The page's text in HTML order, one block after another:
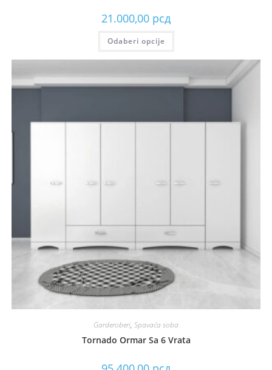
21.000,00 рсд
Odaberi opcije
Garderoberi, Spavaća soba
Tornado Ormar Sa 6 Vrata